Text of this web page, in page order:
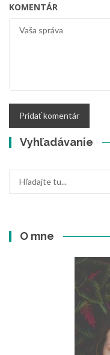
KOMENTÁR
Vyhľadávanie
O mne